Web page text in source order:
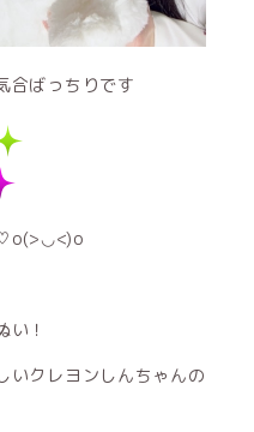
合ばっちりです
♡o(>◡<)o
い！
いクレヨンしんちゃんの